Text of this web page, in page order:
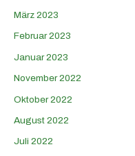
März 2023
Februar 2023
Januar 2023
November 2022
Oktober 2022
August 2022
Juli 2022